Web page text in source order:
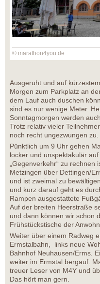
© marathon4you.de
Ausgeruht und auf
Morgen zum Parkplatz an
dem Lauf auch duschen
sind es nur wenige Meter.
Sonntagmorgen werden
Trotz relativ vieler
noch recht ungezwungen zu.
Pünktlich um 9 Uhr gehen
locker und unspektakulär
„Gegenverkehr“ zu rechnen
Metzingen über Dettingen/
und ist zweimal zu
und kurz darauf geht es
Rampen ausgestattete
Auf der breiten Heerstraße
und dann können wir schon
Frühstückstische der
Weiter über einem Radweg
Ermstalbahn, links neue
Bahnhof Neuhausen/Erms.
weiter im Ermstal bergauf.
treuer Leser von M4Y und
Das hört man gern.